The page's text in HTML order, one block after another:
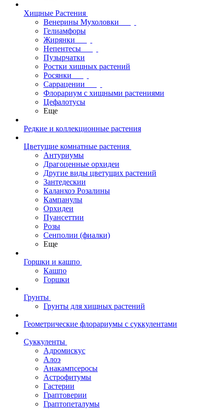
Хищные Растения
Венерины Мухоловки
Гелиамфоры
Жирянки
Непентесы
Пузырчатки
Ростки хищных растений
Росянки
Саррацении
Флорариум с хищными растениями
Цефалотусы
Еще
Редкие и коллекционные растения
Цветущие комнатные растения
Антуриумы
Драгоценные орхидеи
Другие виды цветущих растений
Зантедескии
Каланхоэ Розалины
Кампанулы
Орхидеи
Пуансеттии
Розы
Сенполии (фиалки)
Еще
Горшки и кашпо
Кашпо
Горшки
Грунты
Грунты для хищных растений
Геометрические флорариумы с суккулентами
Суккуленты
Адромискус
Алоэ
Анакампсеросы
Астрофитумы
Гастерии
Граптоверии
Граптопеталумы